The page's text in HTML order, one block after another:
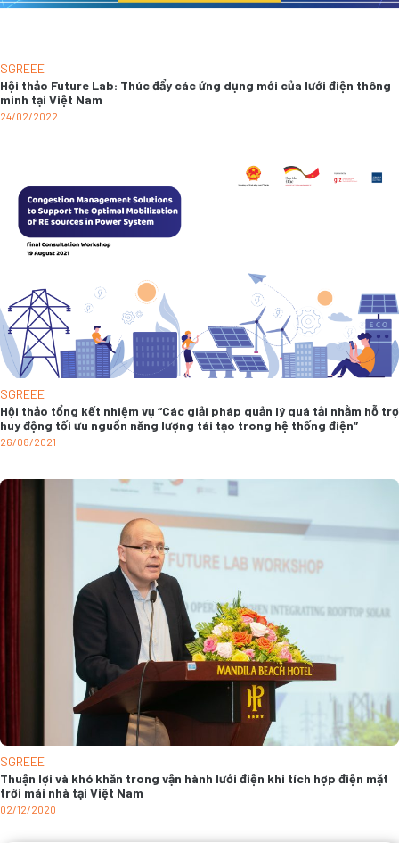
SGREEE
Hội thảo Future Lab: Thúc đẩy các ứng dụng mới của lưới điện thông
minh tại Việt Nam
24/02/2022
SGREEE
Hội thảo tổng kết nhiệm vụ “Các giải pháp quản lý quá tải nhằm hỗ trợ
huy động tối ưu nguồn năng lượng tái tạo trong hệ thống điện”
26/08/2021
SGREEE
Thuận lợi và khó khăn trong vận hành lưới điện khi tích hợp điện mặt
trời mái nhà tại Việt Nam
02/12/2020